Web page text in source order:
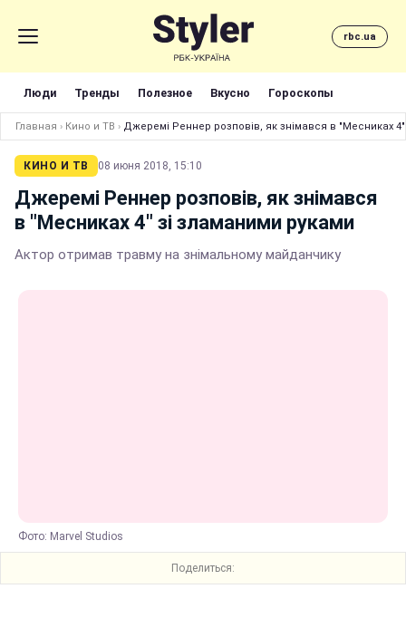
rbc.ua
Люди Тренды Полезное Вкусно Гороскопы
Главная › Кино и ТВ › Джеремі Реннер розповів, як знімався в "Месниках
КИНО И ТВ 08 июня 2018, 15:10
Джеремі Реннер розповів, як знімався
в "Месниках 4" зі зламаними руками
Актор отримав травму на знімальному майданчику
Фото: Marvel Studios
Поделиться: